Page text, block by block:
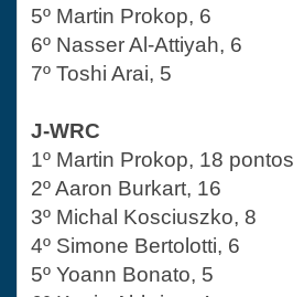
5º Martin Prokop, 6
6º Nasser Al-Attiyah, 6
7º Toshi Arai, 5
J-WRC
1º Martin Prokop, 18 pontos
2º Aaron Burkart, 16
3º Michal Kosciuszko, 8
4º Simone Bertolotti, 6
5º Yoann Bonato, 5